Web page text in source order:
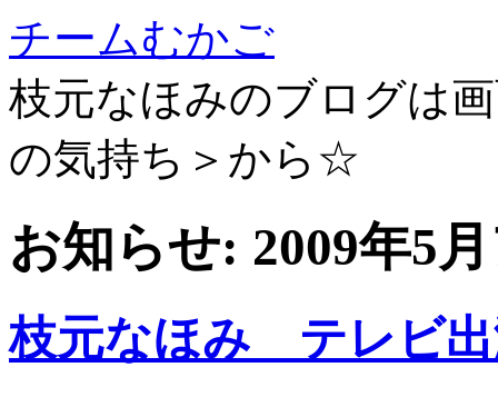
チームむかご
枝元なほみのブログは
の気持ち＞から☆
お知らせ: 2009年5
枝元なほみ テレビ出